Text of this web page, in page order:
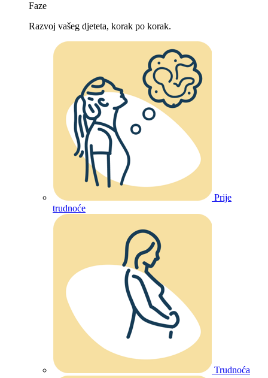
Faze
Razvoj vašeg djeteta, korak po korak.
Prije
trudnoće
Trudnoća